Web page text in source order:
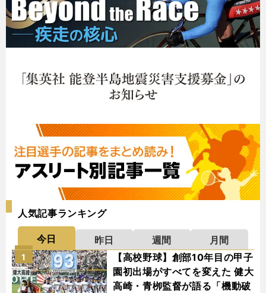
人気記事ランキング
今日 昨日 週間
月間
【高校野球】創部10年目の甲子
園初出場がすべてを変えた 健大
高崎・青栁監督が語る「機動破
1